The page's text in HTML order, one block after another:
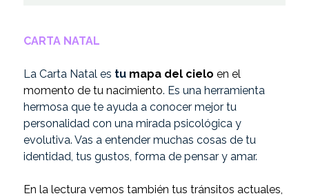
CARTA NATAL
La Carta Natal es tu mapa del cielo en el
momento de tu nacimiento. Es una herramienta
hermosa que te ayuda a conocer mejor tu
personalidad con una mirada psicológica y
evolutiva. Vas a entender muchas cosas de tu
identidad, tus gustos, forma de pensar y amar.
En la lectura vemos también tus tránsitos actuales,